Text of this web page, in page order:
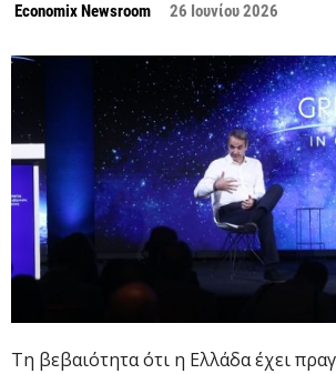
Economix Newsroom 26 Ιουνίου 2026
Τη βεβαιότητα ότι η Ελλάδα έχει